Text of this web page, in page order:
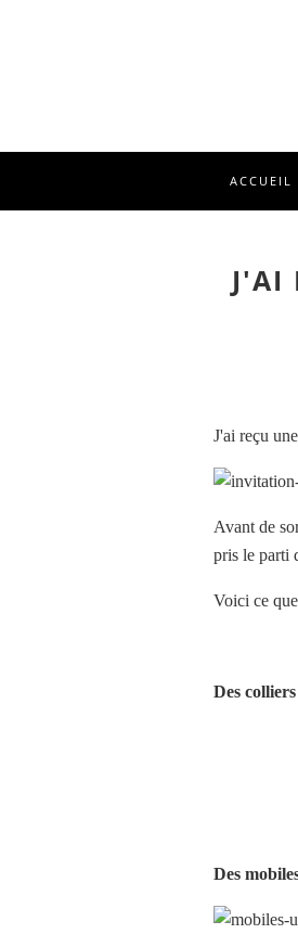
ACCUEIL
J'AI
J'ai reçu
Avant de
pris le parti
Voici ce
Des
Des